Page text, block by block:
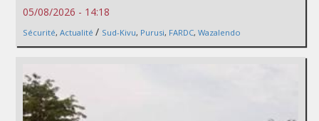
05/08/2026 - 14:18
Sécurité, Actualité / Sud-Kivu, Purusi, FARDC, Wazalendo